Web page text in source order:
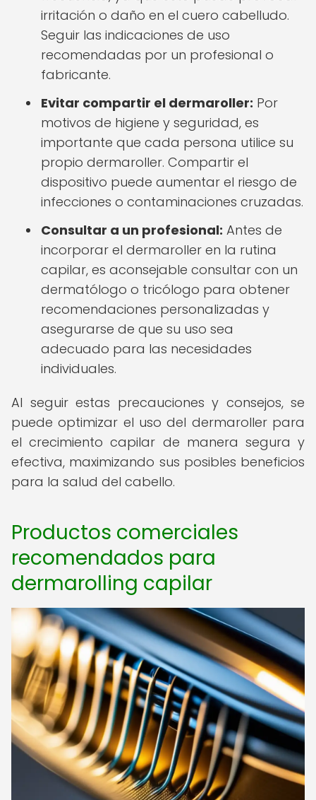
irritación o daño en el cuero cabelludo.
Seguir las indicaciones de uso
recomendadas por un profesional o
fabricante.
Evitar compartir el dermaroller: Por
motivos de higiene y seguridad, es
importante que cada persona utilice su
propio dermaroller. Compartir el
dispositivo puede aumentar el riesgo de
infecciones o contaminaciones cruzadas.
Consultar a un profesional: Antes de
incorporar el dermaroller en la rutina
capilar, es aconsejable consultar con un
dermatólogo o tricólogo para obtener
recomendaciones personalizadas y
asegurarse de que su uso sea
adecuado para las necesidades
individuales.
Al seguir estas precauciones y consejos, se
puede optimizar el uso del dermaroller para
el crecimiento capilar de manera segura y
efectiva, maximizando sus posibles beneficios
para la salud del cabello.
Productos comerciales
recomendados para
dermarolling capilar